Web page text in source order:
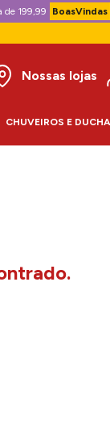
de 199,99 BoasVindas
Nossas lojas
CHUVEIROS E